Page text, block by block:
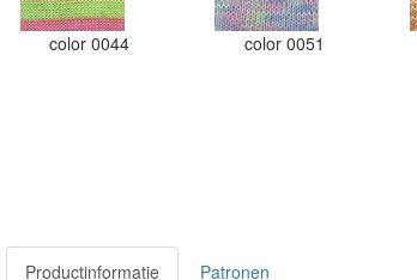
color 0044 color 0051
Productinformatie Patronen